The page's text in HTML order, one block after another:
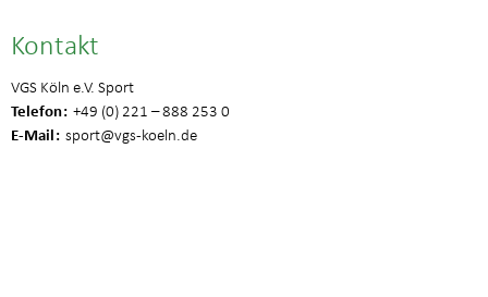
Kontakt
VGS Köln e.V. Sport
Telefon +49 (0) 221 – 888 253 0
E-Mail sport@vgs-koeln.de